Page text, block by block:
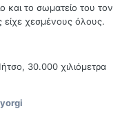
το σωματείο του τον
χεσμένους όλους.
30.000 χιλιόμετρα